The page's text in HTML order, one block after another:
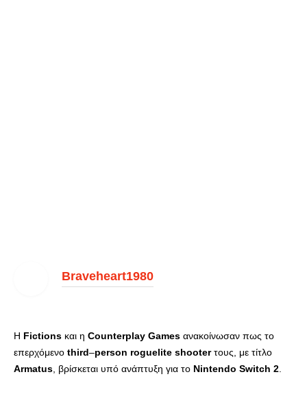
Braveheart1980
Η Fictions και η Counterplay Games ανακοίνωσαν πως το
επερχόμενο third–person roguelite shooterτους, με τίτλο
Armatus , βρίσκεται υπό ανάπτυξη για το Nintendo Switch 2